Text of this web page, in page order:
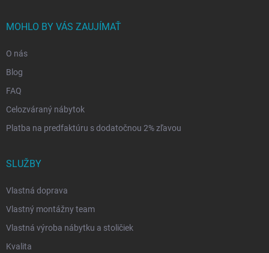
MOHLO BY VÁS ZAUJÍMAŤ
O nás
Blog
FAQ
Celozváraný nábytok
Platba na predfaktúru s dodatočnou 2% zľavou
SLUŽBY
Vlastná doprava
Vlastný montážny team
Vlastná výroba nábytku a stoličiek
Kvalita